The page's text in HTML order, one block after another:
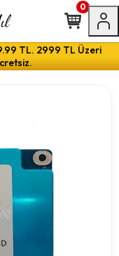
TL. 2999 TL Üzeri
0